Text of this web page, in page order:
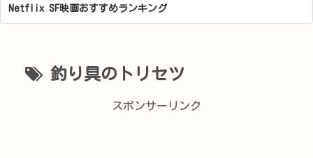
Netflix SF映画おすすめランキング
釣り具のトリセツ
スポンサーリンク